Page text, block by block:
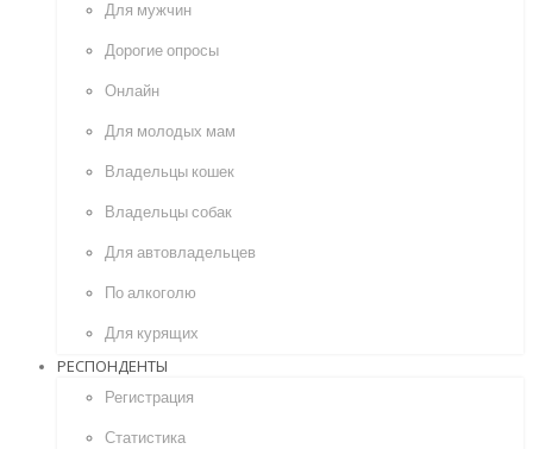
Для мужчин
Дорогие опросы
Онлайн
Для молодых мам
Владельцы кошек
Владельцы собак
Для автовладельцев
По алкоголю
Для курящих
РЕСПОНДЕНТЫ
Регистрация
Статистика